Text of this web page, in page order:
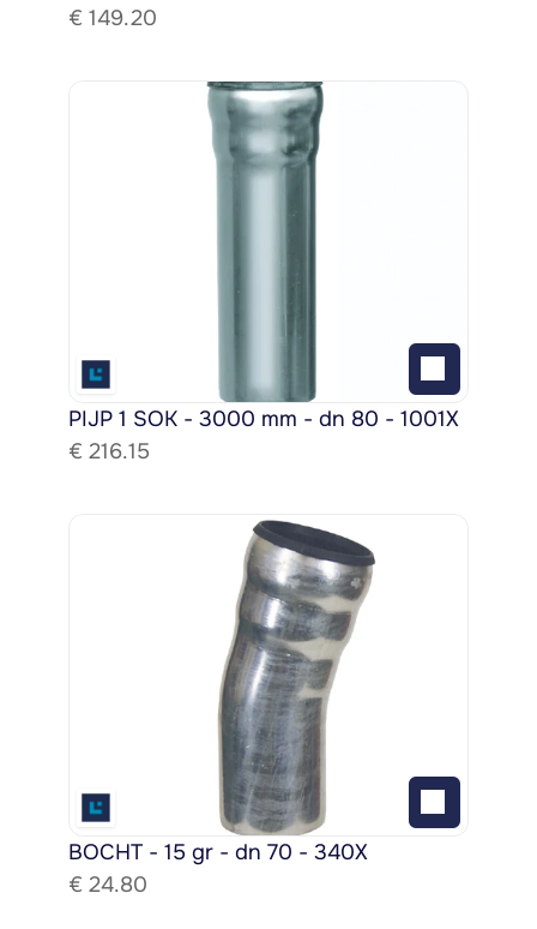
€ 149.20
PIJP 1 SOK - 3000 mm - dn 80 - 1001X
€ 216.15
BOCHT - 15 gr - dn 70 - 340X
€ 24.80